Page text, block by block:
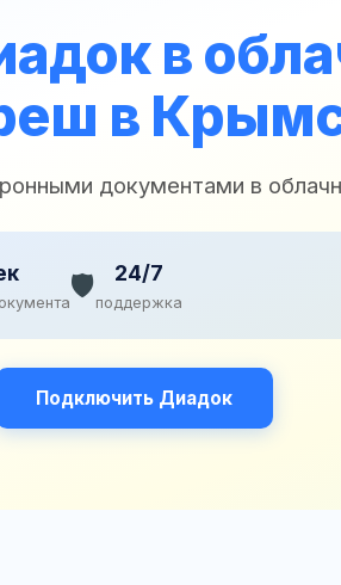
в
в
документами в
🛡️ 24/7
поддержка
Подключить Диадок